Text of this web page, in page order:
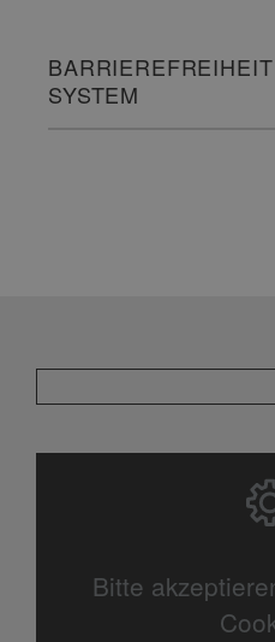
SYSTEM
Bitte